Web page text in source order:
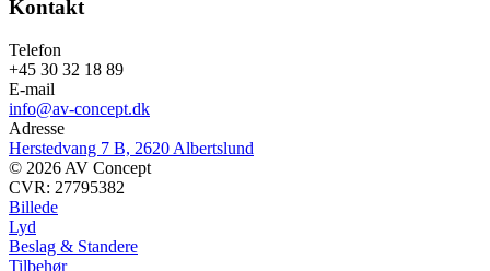
Kontakt
Telefon
+45 30 32 18 89
E-mail
info@av-concept.dk
Adresse
Herstedvang 7 B, 2620 Albertslund
© 2026 AV Concept
CVR: 27795382
Billede
Lyd
Beslag & Standere
Tilbehør